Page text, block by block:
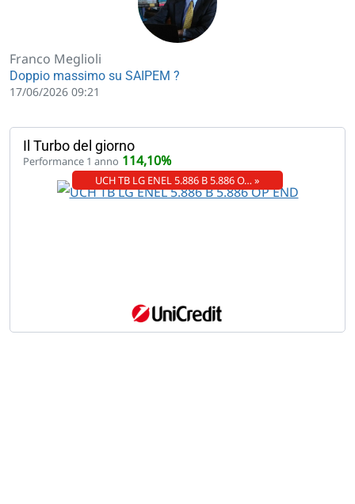
Franco Meglioli
Doppio massimo su SAIPEM ?
17/06/2026 09:21
Il Turbo del giorno
Performance 1 anno 114,10%
UCH TB LG ENEL 5.886 B 5.886 O… »